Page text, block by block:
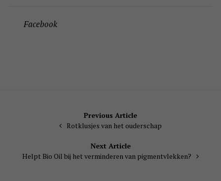
Facebook
Previous Article
Rotklusjes van het ouderschap
Next Article
Helpt Bio Oil bij het verminderen van pigmentvlekken?